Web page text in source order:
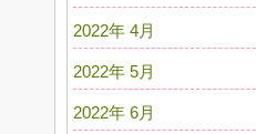
2022年 4月
2022年 5月
2022年 6月